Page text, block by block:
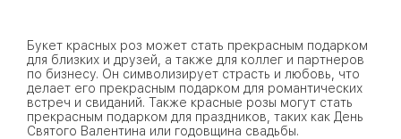
Букет красных роз может стать прекрасным подарком
для близких и друзей, а также для коллег и партнеров
по бизнесу. Он символизирует страсть и любовь, что
делает его прекрасным подарком для романтических
встреч и свиданий. Также красные розы могут стать
прекрасным подарком для праздников, таких как День
Святого Валентина или годовщина свадьбы.